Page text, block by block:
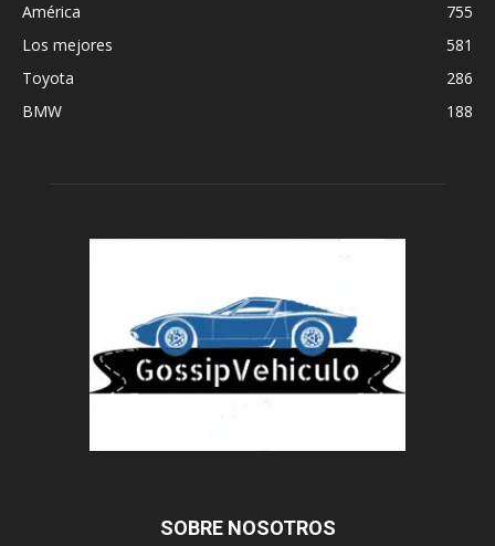
América
755
Los mejores
581
Toyota
286
BMW
188
SOBRE NOSOTROS